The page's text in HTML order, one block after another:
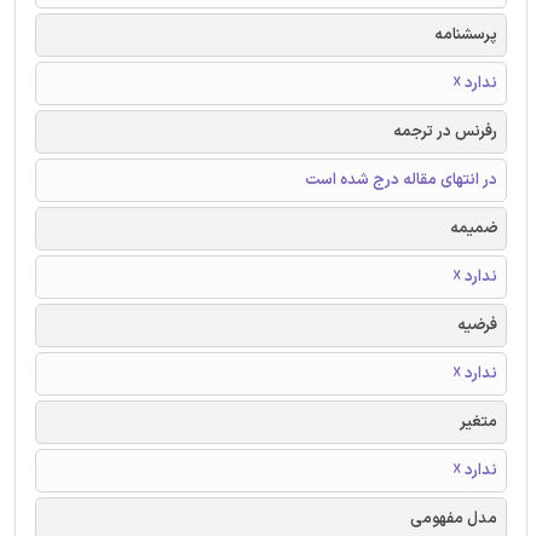
پرسشنامه
ندارد ☓
رفرنس در ترجمه
در انتهای مقاله درج شده است
ضمیمه
ندارد ☓
فرضیه
ندارد ☓
متغیر
ندارد ☓
مدل مفهومی